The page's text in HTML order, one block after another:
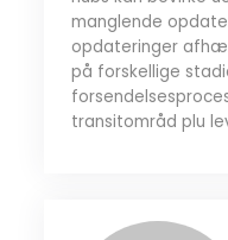
manglende
opdateringer
på forskellige
transitområd plu